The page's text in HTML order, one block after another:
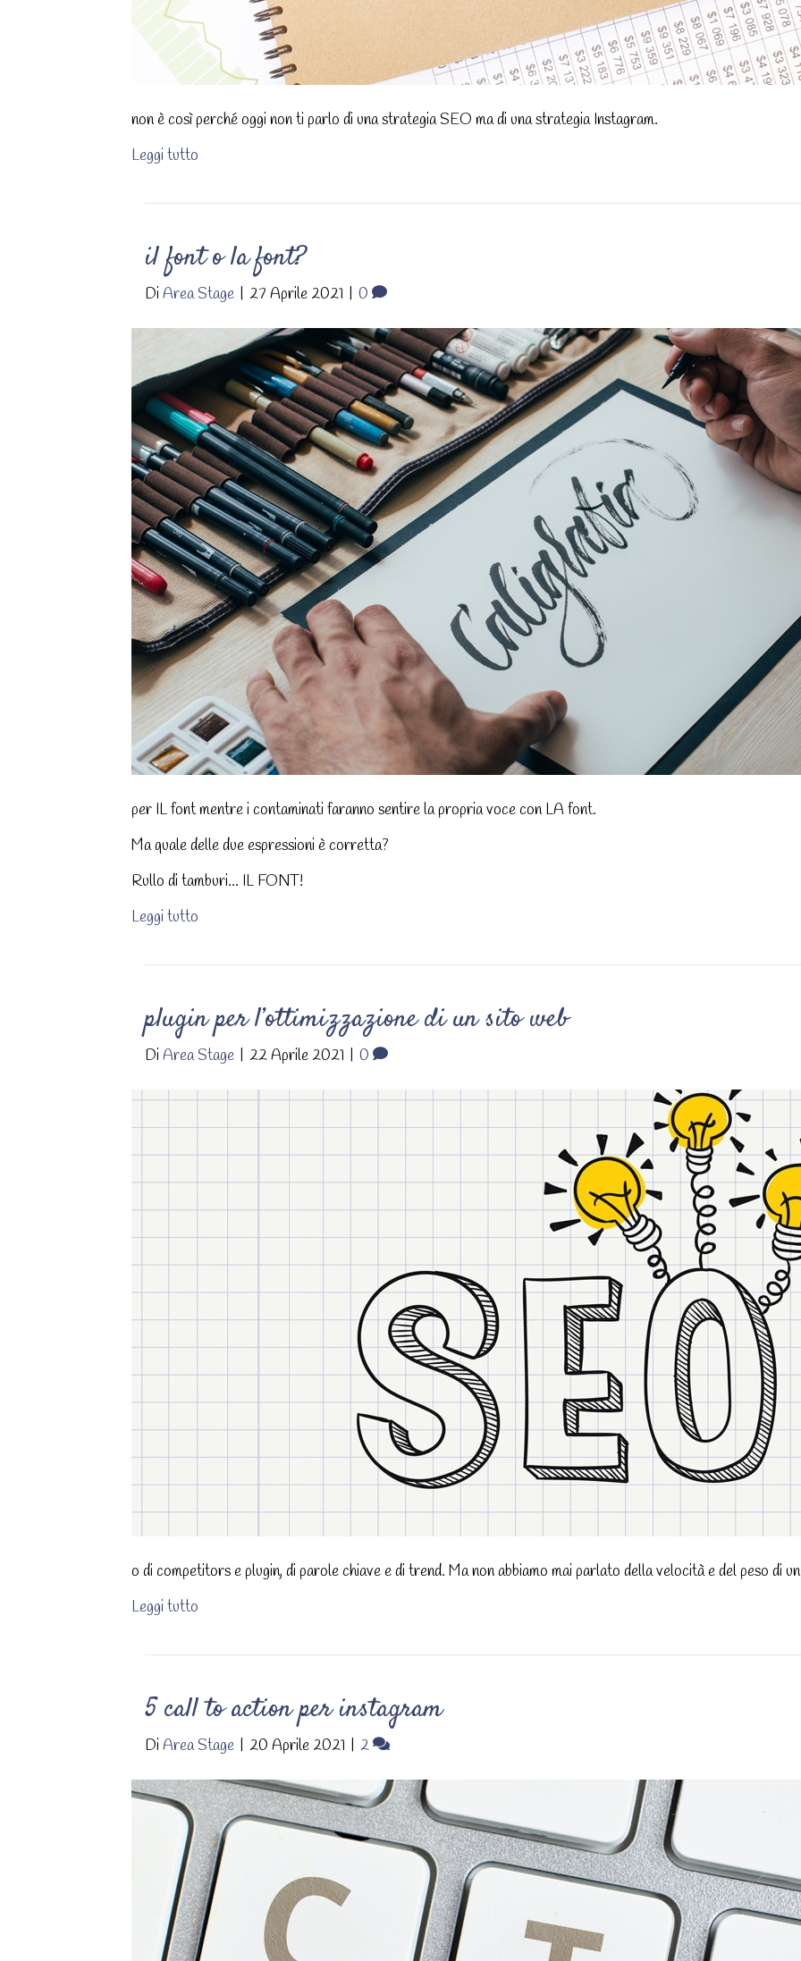
non è così perché oggi non ti parlo di una strategia SEO ma di una strategia Instagram.
Leggi tutto
il font o la font?
Di Area Stage | 27 Aprile 2021 | 0
per IL font mentre i contaminati faranno sentire la propria voce con LA font.
Ma quale delle due espressioni è corretta?
Rullo di tamburi… IL FONT!
Leggi tutto
plugin per l’ottimizzazione di un sito web
Di Area Stage | 22 Aprile 2021 | 0
o di competitors e plugin, di parole chiave e di trend. Ma non abbiamo mai parlato della velocità e del peso di
Leggi tutto
5 call to action per instagram
Di Area Stage | 20 Aprile 2021 | 2